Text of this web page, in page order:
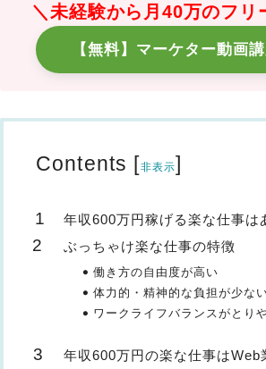
＼未経験から月40万のフリ
【無料】マーケター動画
Contents [非表示]
年収600万円稼げる楽な仕事は
ぶっちゃけ楽な仕事の特徴
働き方の自由度が高い
体力的・精神的な負担が少な
ワークライフバランスがとり
年収600万円の楽な仕事はWeb